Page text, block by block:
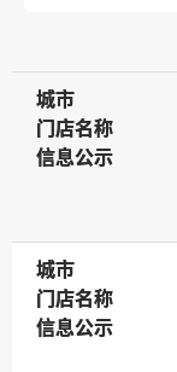
城市
城市
门店名称
门店名称
信息公示
信息公示
城市
城市
门店名称
门店名称
信息公示
信息公示